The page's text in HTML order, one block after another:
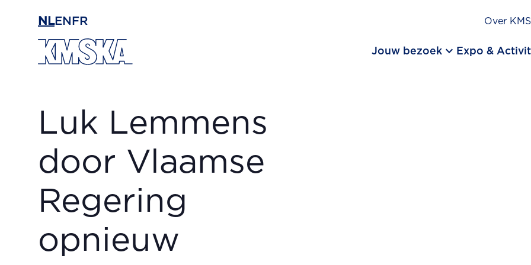
NLEN FR Over
Jouw bezoek keyboard_arrow_down Expo &
Luk Lemmens
door Vlaamse
Regering
opnieuw